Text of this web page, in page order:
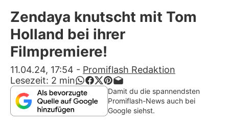
Alle Themen auf Promiflash
Jobs
App runterladen
Team
Redaktionelle Richtlinien
Zendaya knutscht mit Tom
Holland bei ihrer
Filmpremiere!
11.04.24, 17:54 - Promiflash Redaktion
Lesezeit: 2 min
Damit du die spannendsten
Promiflash-News auch bei
Google siehst.